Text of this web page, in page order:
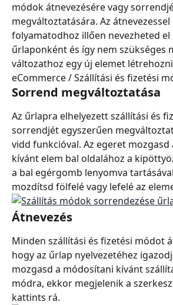
módok átnevezésére vagy
megváltoztatására. Az
folyamatodhoz illően nevezheted el
űrlaponként és így nem szükséges
változathoz egy új elemet
eCommerce / Szállítási és fizetési
Sorrend megváltoztatása
Az űrlapra elhelyezett szállítási és
sorrendjét egyszerűen
vidd funkcióval. Az egeret mozgasd
kívánt elem bal oldalához a
a bal egérgomb lenyomva
mozdítsd fölfelé vagy lefelé az
Átnevezés
Minden szállítási és fizetési módot
hogy az űrlap nyelvezetéhez
mozgasd a módosítani kívánt
módra, ekkor megjelenik a
kattints rá.